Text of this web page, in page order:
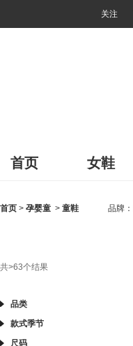
关注
首页 女鞋
首页 > 孕婴童 > 童鞋 品牌：
共>63个结果
品类
款式季节
尺码